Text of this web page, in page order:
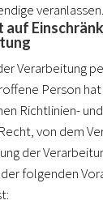
veranlassen.
Verarbeitung
Person
Richtlinien-
von dem
der
folgenden